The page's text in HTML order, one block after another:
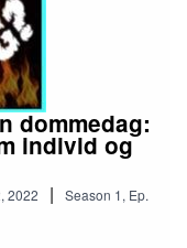
dommedag:
individ og
2022 | Season 1, Ep.